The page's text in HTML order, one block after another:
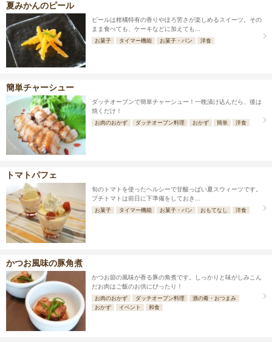
夏みかんのピール
ピールは柑橘特有の香りやほろ苦さが楽しめるスイーツ。その
まま食べても、ケーキなどに加えても...
お菓子 タイマー機能 お菓子・パン 洋食
簡単チャーシュー
ダッチオーブンで簡単チャーシュー！一晩漬け込んだら、後は
焼くだけ！
お肉のおかず ダッチオーブン料理 おかず 簡単 洋食
トマトパフェ
旬のトマトを使ったヘルシーで甘酸っぱい夏スウィーツです。
プチトマトは前日に下準備をしておき...
お菓子 タイマー機能 お菓子・パン おもてなし 洋食
かつお風味の豚角煮
かつお節の風味が香る豚の角煮です。しっかりと味がしみこん
だお肉はご飯のお供にぴったり！
お肉のおかず ダッチオーブン料理
酒の肴・おつまみ
おかず
イベント 和食